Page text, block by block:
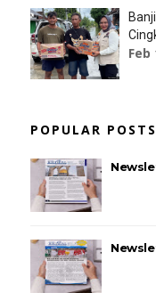
Feb
POPULAR POSTS